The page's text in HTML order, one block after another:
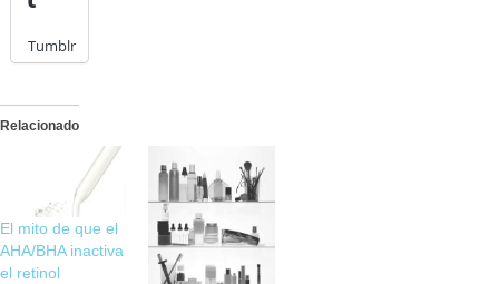
Tumblr
Relacionado
El mito de que el
AHA/BHA inactiva
el retinol